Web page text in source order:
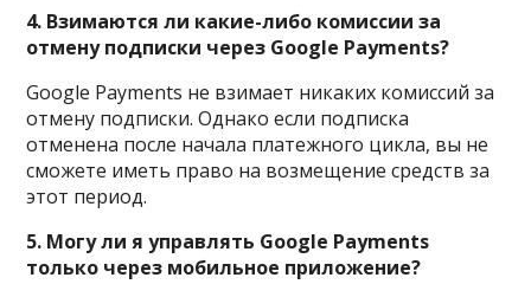
4. Взимаются ли какие-либо комиссии за
отмену подписки через Google Payments?
Google Payments не взимает никаких комиссий за
отмену подписки. Однако если подписка
отменена после начала платежного цикла, вы не
сможете иметь право на возмещение средств за
этот период.
5. Могу ли я управлять Google Payments
только через мобильное приложение?